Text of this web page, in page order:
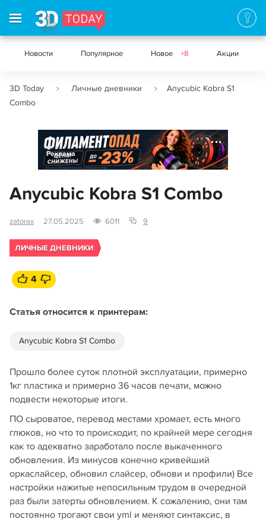
Новости Популярное Новое +8 Акции
3D Today Личные дневники
Anycubic Kobra S1
Combo
Реклама
Anycubic Kobra S1 Combo
zatorax 27.05.2025 6011 9
ЛИЧНЫЕ ДНЕВНИКИ
4
Статья относится к принтерам:
Anycubic Kobra S1 Combo
Прошло более суток плотной эксплуатации, примерно
1кг пластика и примерно 36 часов печати, можно
подвести некоторые итоги.
ПО сыроватое, перевод местами хромает, есть много
глюков, но что то происходит, по крайней мере сегодня
как то адекватно заработало после выкаченного
обновления. Из минусов конечно кривейший
оркаслайсер, обновил слайсер, обнови и профили) Все
настройки нажитые непосильным трудом в очередной
раз были затерты обновлением. К сожалению, они там
постоянно трогают свои yml и меняют синтаксис, в